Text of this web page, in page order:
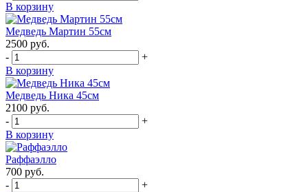
В корзину
Медведь Мартин 55см
2500 руб.
-
+
В корзину
Медведь Ника 45см
2100 руб.
-
+
В корзину
Раффаэлло
700 руб.
-
+